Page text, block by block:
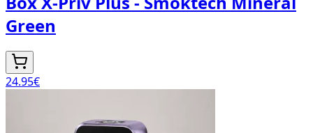
Green
24.95€